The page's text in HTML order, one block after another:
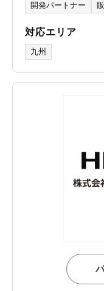
開発パートナー
対応エリア
九州